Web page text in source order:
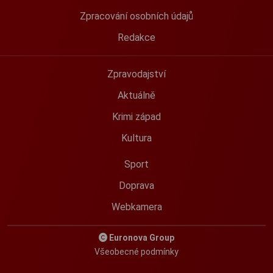
Zpracování osobních údajů
Redakce
Zpravodajství
Aktuálně
Krimi západ
Kultura
Sport
Doprava
Webkamera
Euronova Group
Všeobecné podmínky